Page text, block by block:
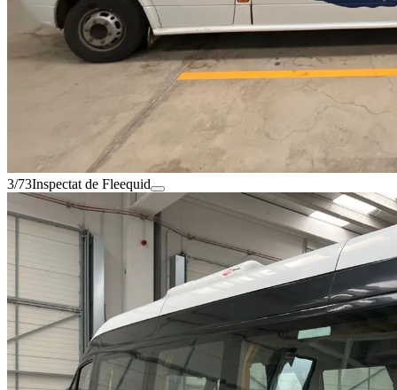
3/73Inspectat de Fleequid